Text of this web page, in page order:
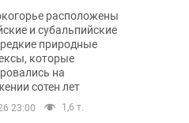
тревогурасположены
и субальпийские
природные
которые
на
сотен лет
23:00 1,6 т.